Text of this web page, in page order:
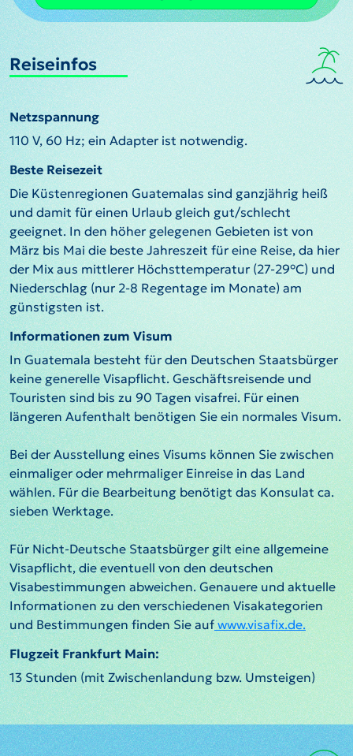
Reiseinfos
Netzspannung
110 V, 60 Hz; ein Adapter ist notwendig.
Beste Reisezeit
Die Küstenregionen Guatemalas sind ganzjährig heiß
und damit für einen Urlaub gleich gut/schlecht
geeignet. In den höher gelegenen Gebieten ist von
März bis Mai die beste Jahreszeit für eine Reise, da hier
der Mix aus mittlerer Höchsttemperatur (27-29°C) und
Niederschlag (nur 2-8 Regentage im Monate) am
günstigsten ist.
Informationen zum Visum
In Guatemala besteht für den Deutschen Staatsbürger
keine generelle Visapflicht. Geschäftsreisende und
Touristen sind bis zu 90 Tagen visafrei. Für einen
längeren Aufenthalt benötigen Sie ein normales Visum.
Bei der Ausstellung eines Visums können Sie zwischen
einmaliger oder mehrmaliger Einreise in das Land
wählen. Für die Bearbeitung benötigt das Konsulat ca.
sieben Werktage.
Für Nicht-Deutsche Staatsbürger gilt eine allgemeine
Visapflicht, die eventuell von den deutschen
Visabestimmungen abweichen. Genauere und aktuelle
Informationen zu den verschiedenen Visakategorien
und Bestimmungen finden Sie aufwww.visafix.de.
Flugzeit Frankfurt Main:
13 Stunden (mit Zwischenlandung bzw. Umsteigen)